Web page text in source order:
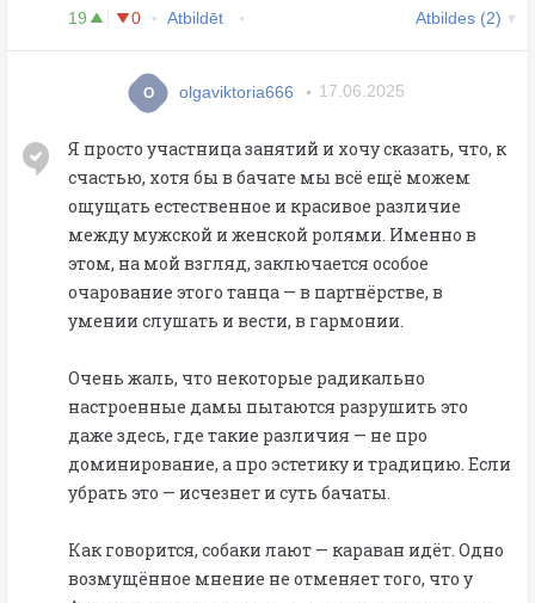
19 0 Atbildēt Atbildes (2)
O olgaviktoria666 17.06.2025
Я просто участница занятий и хочу сказать, что, к
счастью, хотя бы в бачатe мы всё ещё можем
ощущать естественное и красивое различие
между мужской и женской ролями. Именно в
этом, на мой взгляд, заключается особое
очарование этого танца — в партнёрстве, в
умении слушать и вести, в гармонии.
Очень жаль, что некоторые радикально
настроенные дамы пытаются разрушить это
даже здесь, где такие различия — не про
доминирование, а про эстетику и традицию. Если
убрать это — исчезнет и суть бачаты.
Как говорится, собаки лают — караван идёт. Одно
возмущённое мнение не отменяет того, что у